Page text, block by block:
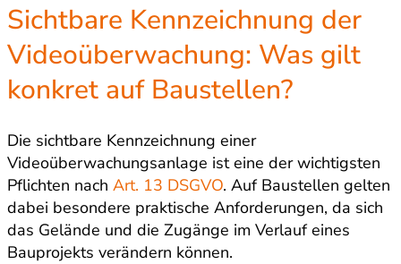
Sichtbare Kennzeichnung der
Videoüberwachung: Was gilt
konkret auf Baustellen?
Die sichtbare Kennzeichnung einer
Videoüberwachungsanlage ist eine der wichtigsten
Pflichten nach Art. 13 DSGVO. Auf Baustellen gelten
dabei besondere praktische Anforderungen, da sich
das Gelände und die Zugänge im Verlauf eines
Bauprojekts verändern können.